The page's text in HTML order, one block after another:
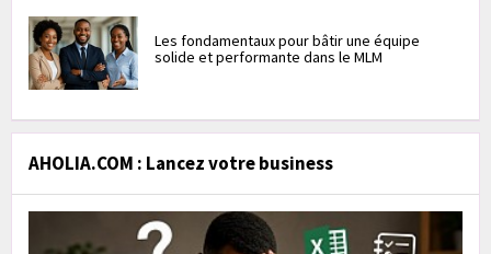
Les fondamentaux pour bâtir une équipe
solide et performante dans le MLM
AHOLIA.COM : Lancez votre business